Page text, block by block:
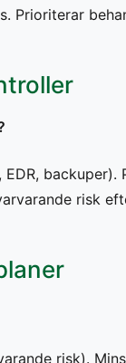
Prioriterar
risk
risk).